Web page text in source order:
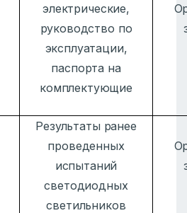
электрические,
руководство по
эксплуатации,
паспорта на
комплектующие
Результаты ранее
проведенных
испытаний
светодиодных
светильников